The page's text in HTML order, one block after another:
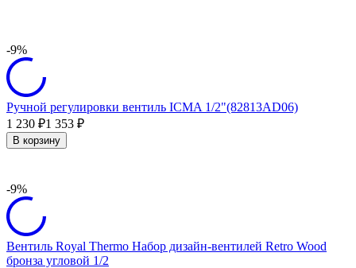
-9%
Ручной регулировки вентиль ICMA 1/2"(82813AD06)
1 230 ₽1 353 ₽
В корзину
-9%
Вентиль Royal Thermo Набор дизайн-вентилей Retro Wood
бронза угловой 1/2